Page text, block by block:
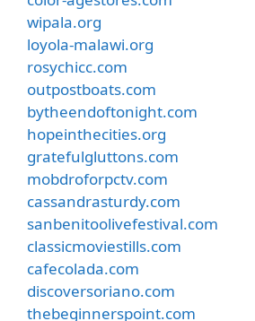
wipala.org
loyola-malawi.org
rosychicc.com
outpostboats.com
bytheendoftonight.com
hopeinthecities.org
gratefulgluttons.com
mobdroforpctv.com
cassandrasturdy.com
sanbenitoolivefestival.com
classicmoviestills.com
cafecolada.com
discoversoriano.com
thebeginnerspoint.com